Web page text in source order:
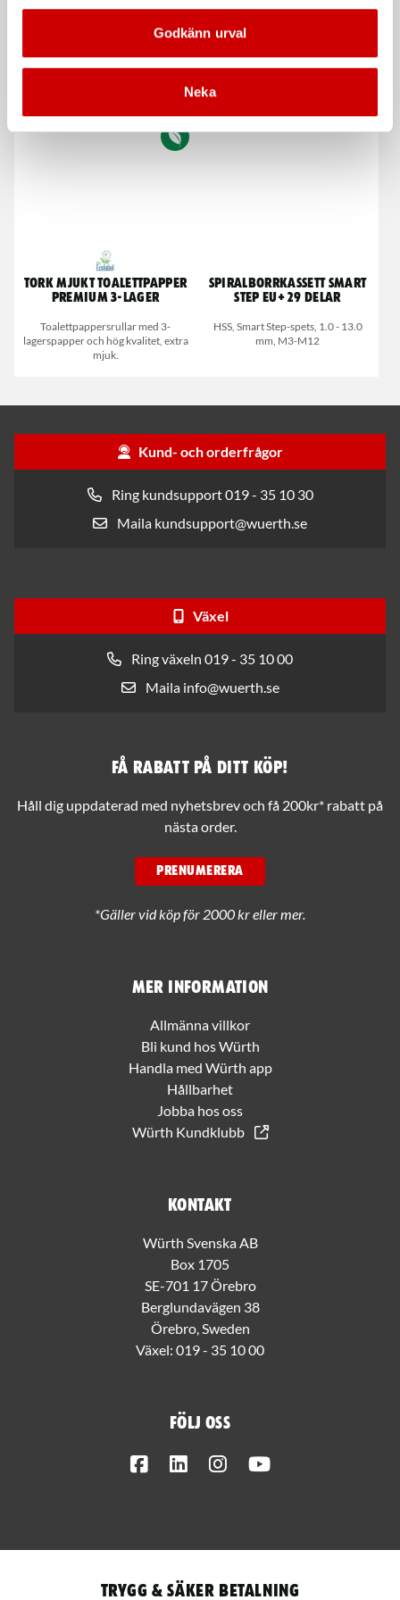
Godkänn urval
Neka
Centrumborrset
6 st, 10 - 25 mm
Tork Avtorkningspapper
Tork Mjukt Toalettpapper
Premium 3-lager
Toalettpappersrullar med 3-
lagerspapper och hög kvalitet, extra
mjuk.
Spiralborrkassett Smart
Step EU+ 29 delar
HSS, Smart Step-spets, 1.0 - 13.0
mm, M3-M12
Kund- och orderfrågor
Ring kundsupport 019 - 35 10 30
Maila kundsupport@wuerth.se
Växel
Ring växeln 019 - 35 10 00
Maila info@wuerth.se
Mer information
Allmänna villkor
Bli kund hos Würth
Handla med Würth app
Hållbarhet
Jobba hos oss
Würth Kundklubb
Kontakt
Würth Svenska AB
Box 1705
SE-701 17 Örebro
Berglundavägen 38
Örebro, Sweden
Växel: 019 - 35 10 00
Följ oss
FacebookLinkedInInstagram
Få rabatt på ditt köp!
Håll dig uppdaterad med nyhetsbrev och få 200kr* rabatt på
nästa order.
PRENUMERERA
*Gäller vid köp för 2000 kr eller mer.
Trygg & säker betalning